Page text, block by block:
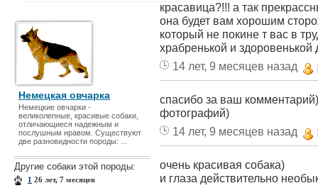
Немецкая овчарка
Немецкие овчарки -
великолепные, красивые собаки,
отличающиеся надежным и
послушным нравом. Существуют
две разновидности породы: ...
Другие собаки этой породы:
1 26 лет, 7 месяцев
красавица?!!! а так
она будет вам хорошим
который не покине т вас в
храбренькой и здоровенькой
14 лет, 9 месяцев назад
спасибо за ваш
фотографий)
14 лет, 9 месяцев назад
очень красивая собака)
и глаза действительно